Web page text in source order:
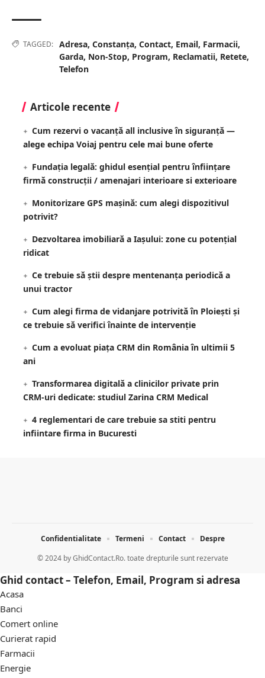
TAGGED: Adresa, Constanța, Contact, Email, Farmacii,
Garda, Non-Stop, Program, Reclamatii, Retete,
Telefon
Articole recente
Cum rezervi o vacanță all inclusive în siguranță —
alege echipa Voiaj pentru cele mai bune oferte
Fundația legală: ghidul esențial pentru înființare
firmă construcții / amenajari interioare si exterioare
Monitorizare GPS mașină: cum alegi dispozitivul
potrivit?
Dezvoltarea imobiliară a Iașului: zone cu potențial
ridicat
Ce trebuie să știi despre mentenanța periodică a
unui tractor
Cum alegi firma de vidanjare potrivită în Ploiești și
ce trebuie să verifici înainte de intervenție
Cum a evoluat piața CRM din România în ultimii 5
ani
Transformarea digitală a clinicilor private prin
CRM-uri dedicate: studiul Zarina CRM Medical
4 reglementari de care trebuie sa stiti pentru
infiintare firma in Bucuresti
© 2024 byGhidContact.Ro. toate drepturile sunt rezervate
Confidentialitate Termeni Contact Despre
Ghid contact – Telefon, Email, Program si adresa
Acasa
Banci
Comert online
Curierat rapid
Farmacii
Energie